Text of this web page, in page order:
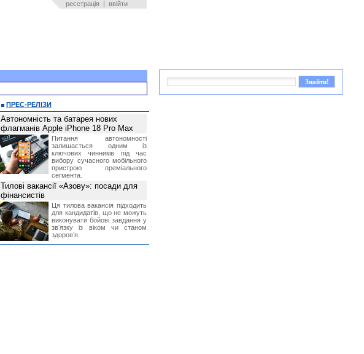
реєстрація | ввійти
ПРЕС-РЕЛІЗИ
Автономність та батарея нових
флагманів Apple iPhone 18 Pro Max
Питання автономності
залишається одним із
ключових чинників під час
вибору сучасного мобільного
пристрою преміального
сегмента.
Тилові вакансії «Азову»: посади для
фінансистів
Ця тилова вакансія підходить
для кандидатів, що не можуть
виконувати бойові завдання у
звʼязку із віком чи станом
здоровʼя.